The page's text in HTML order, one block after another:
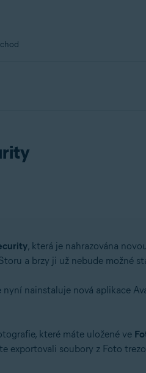
, která je nahrazována
a brzy ji už nebude možné
nainstaluje nová aplikace
které máte uložené ve
exportovali soubory z Foto